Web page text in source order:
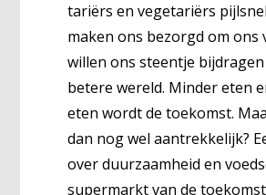
tariërs en vegetariërs
maken ons bezorgd om ons
willen ons steentje
betere wereld. Minder eten
eten wordt de toekomst.
dan nog wel aantrekkelijk?
over duurzaamheid en
supermarkt van de